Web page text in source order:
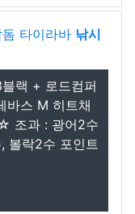
타이라바 낚시
랙 + 로드컴퍼
바스 M 히트채
조과 : 광어2수
볼락2수 포인트